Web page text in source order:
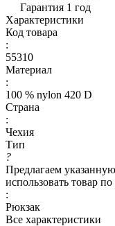
Гарантия 1 год
Характеристики
Код товара
:
55310
Материал
:
100 % nylon 420 D
Страна
:
Чехия
Тип
?
Предлагаем
использовать товар
:
Рюкзак
Все характеристики